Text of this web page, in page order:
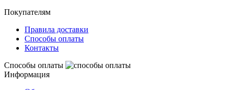
Покупателям
Правила доставки
Способы оплаты
Контакты
Способы оплаты
Информация